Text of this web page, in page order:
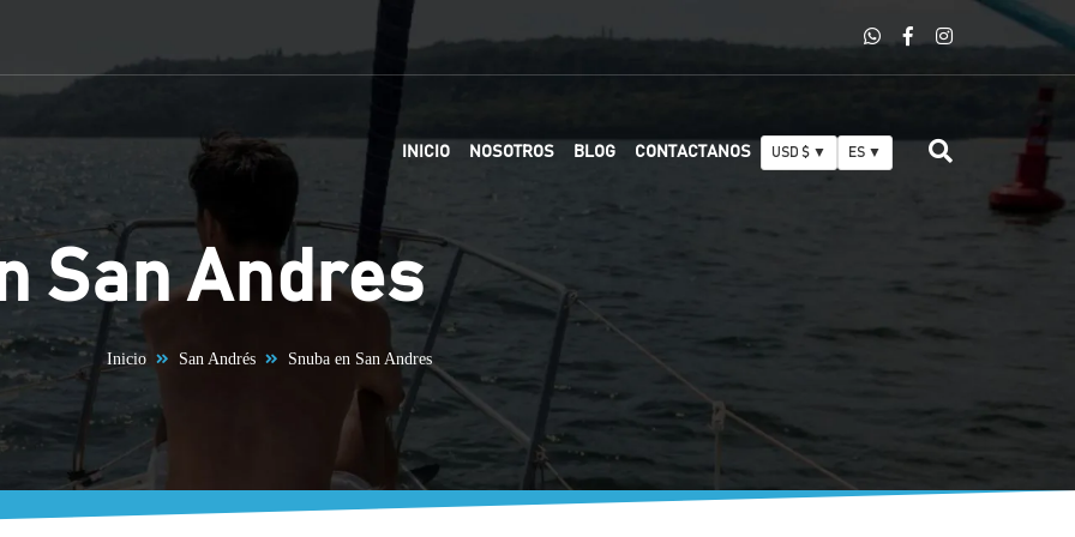
INICIO NOSOTROS BLOG CONTACTANOS USD $ ▼ ES ▼
San Andres
Inicio San Andrés Snuba en San Andres